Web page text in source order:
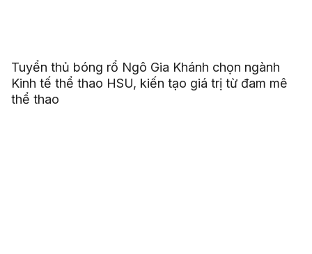
Tuyển thủ bóng rổ Ngô Gia Khánh chọn ngành
Kinh tế thể thao HSU, kiến tạo giá trị từ đam mê
thể thao